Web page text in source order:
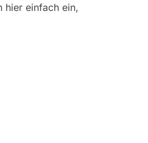
hier einfach ein,